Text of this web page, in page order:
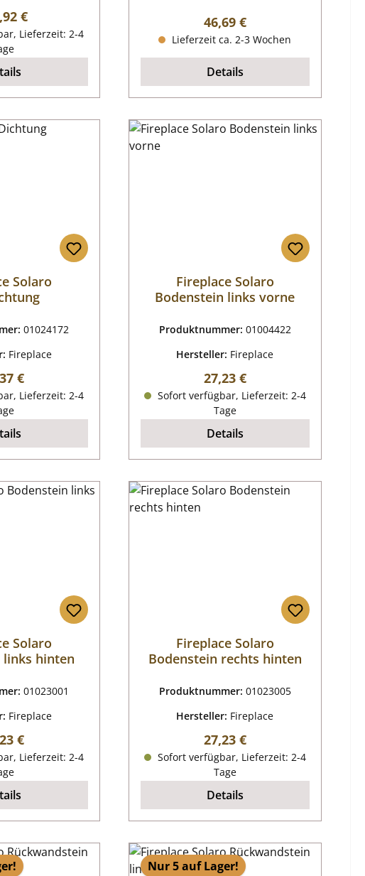
Preis:
€
Lieferzeit: 2-4
Regulärer Preis:
46,69 €
Lieferzeit ca. 2-3 Wochen
Details
Solaro
01024172
Fireplace
Preis:
€
Lieferzeit: 2-4
Fireplace Solaro
Bodenstein links vorne
Produktnummer: 01004422
Hersteller: Fireplace
Regulärer Preis:
27,23 €
Sofort verfügbar, Lieferzeit: 2-4
Tage
Details
Solaro
links hinten
01023001
Fireplace
Preis:
€
Lieferzeit: 2-4
Fireplace Solaro
Bodenstein rechts hinten
Produktnummer: 01023005
Hersteller: Fireplace
Regulärer Preis:
27,23 €
Sofort verfügbar, Lieferzeit: 2-4
Tage
Details
Nur 5 auf Lager!